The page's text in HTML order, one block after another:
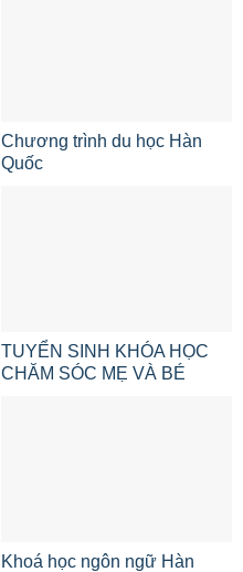
Chương trình du học Hàn
Quốc
TUYỂN SINH KHÓA HỌC
CHĂM SÓC MẸ VÀ BÉ
Khoá học ngôn ngữ Hàn